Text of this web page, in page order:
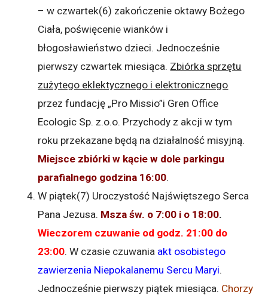
– w czwartek(6) zakończenie oktawy Bożego
Ciała, poświęcenie wianków i
błogosławieństwo dzieci. Jednocześnie
pierwszy czwartek miesiąca. Zbiórka sprzętu
zużytego eklektycznego i elektronicznego
przez fundację „Pro Missio”i Gren Office
Ecologic Sp. z.o.o. Przychody z akcji w tym
roku przekazane będą na działalność misyjną.
Miejsce zbiórki w kącie w dole parkingu
parafialnego godzina 16:00.
W piątek(7) Uroczystość Najświętszego Serca
Pana Jezusa. Msza św. o 7:00 i o 18:00.
Wieczorem czuwanie od godz. 21:00 do
23:00. W czasie czuwania akt osobistego
zawierzenia Niepokalanemu Sercu Maryi.
Jednocześnie pierwszy piątek miesiąca. Chorzy